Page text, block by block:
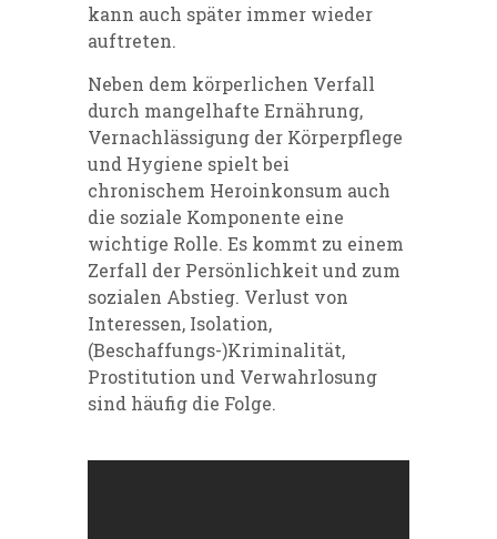
kann auch später immer wieder
auftreten.
Neben dem körperlichen Verfall
durch mangelhafte Ernährung,
Vernachlässigung der Körperpflege
und Hygiene spielt bei
chronischem Heroinkonsum auch
die soziale Komponente eine
wichtige Rolle. Es kommt zu einem
Zerfall der Persönlichkeit und zum
sozialen Abstieg. Verlust von
Interessen, Isolation,
(Beschaffungs-)Kriminalität,
Prostitution und Verwahrlosung
sind häufig die Folge.